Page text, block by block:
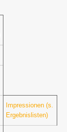
Impressionen (s.
Ergebnislisten)